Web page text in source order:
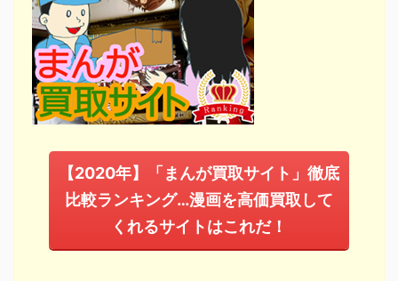
【2020年】「まんが買取サイト」徹底
比較ランキング…漫画を高価買取して
くれるサイトはこれだ！